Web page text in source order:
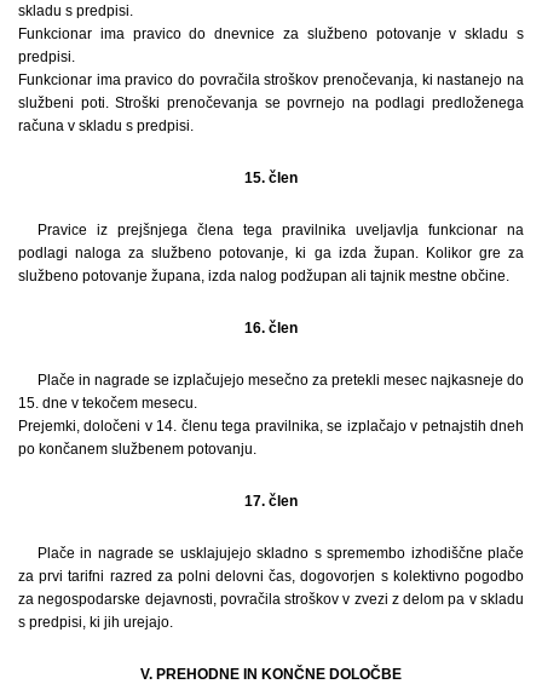
skladu s predpisi.
Funkcionar ima pravico do dnevnice za službeno potovanje v skladu s
predpisi.
Funkcionar ima pravico do povračila stroškov prenočevanja, ki nastanejo na
službeni poti. Stroški prenočevanja se povrnejo na podlagi predloženega
računa v skladu s predpisi.
15. člen
Pravice iz prejšnjega člena tega pravilnika uveljavlja funkcionar na
podlagi naloga za službeno potovanje, ki ga izda župan. Kolikor gre za
službeno potovanje župana, izda nalog podžupan ali tajnik mestne občine.
16. člen
Plače in nagrade se izplačujejo mesečno za pretekli mesec najkasneje do
15. dne v tekočem mesecu.
Prejemki, določeni v 14. členu tega pravilnika, se izplačajo v petnajstih dneh
po končanem službenem potovanju.
17. člen
Plače in nagrade se usklajujejo skladno s spremembo izhodiščne plače
za prvi tarifni razred za polni delovni čas, dogovorjen s kolektivno pogodbo
za negospodarske dejavnosti, povračila stroškov v zvezi z delom pa v skladu
s predpisi, ki jih urejajo.
V. PREHODNE IN KONČNE DOLOČBE